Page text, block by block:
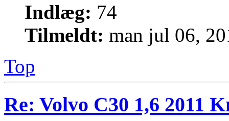
Indlæg: 74
Tilmeldt: man jul 06,
Top
Re: Volvo C30 1,6 2011